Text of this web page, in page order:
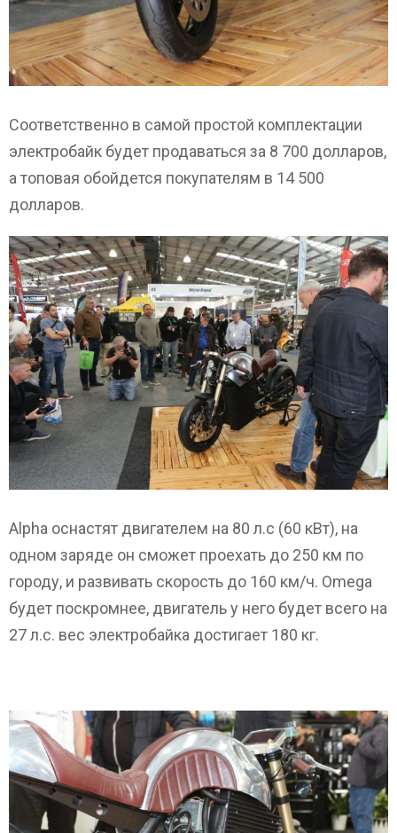
Соответственно в самой простой комплектации
электробайк будет продаваться за 8 700 долларов,
а топовая обойдется покупателям в 14 500
долларов.
Alpha оснастят двигателем на 80 л.с (60 кВт), на
одном заряде он сможет проехать до 250 км по
городу, и развивать скорость до 160 км/ч. Omega
будет поскромнее, двигатель у него будет всего на
27 л.с. вес электробайка достигает 180 кг.